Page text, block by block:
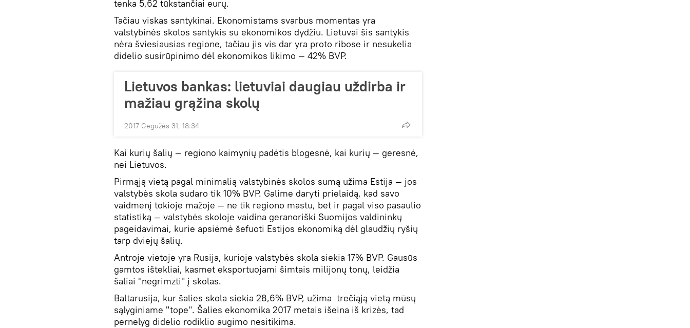
tenka 5,62 tūkstančiai eurų.
Tačiau viskas santykinai. Ekonomistams svarbus momentas yra
valstybinės skolos santykis su ekonomikos dydžiu. Lietuvai šis santykis
nėra šviesiausias regione, tačiau jis vis dar yra proto ribose ir nesukelia
didelio susirūpinimo dėl ekonomikos likimo — 42% BVP.
Lietuvos bankas: lietuviai daugiau uždirba ir
mažiau grąžina skolų
2017 Gegužės 31, 18:34
Kai kurių šalių — regiono kaimynių padėtis blogesnė, kai kurių — geresnė,
nei Lietuvos.
Pirmąją vietą pagal minimalią valstybinės skolos sumą užima Estija — jos
valstybės skola sudaro tik 10% BVP. Galime daryti prielaidą, kad savo
vaidmenį tokioje mažoje — ne tik regiono mastu, bet ir pagal viso pasaulio
statistiką — valstybės skoloje vaidina geranoriški Suomijos valdininkų
pageidavimai, kurie apsiėmė šefuoti Estijos ekonomiką dėl glaudžių ryšių
tarp dviejų šalių.
Antroje vietoje yra Rusija, kurioje valstybės skola siekia 17% BVP. Gausūs
gamtos ištekliai, kasmet eksportuojami šimtais milijonų tonų, leidžia
šaliai "negrimzti" į skolas.
Baltarusija, kur šalies skola siekia 28,6% BVP, užima trečiąją vietą mūsų
sąlyginiame "tope". Šalies ekonomika 2017 metais išeina iš krizės, tad
pernelyg didelio rodiklio augimo nesitikima.